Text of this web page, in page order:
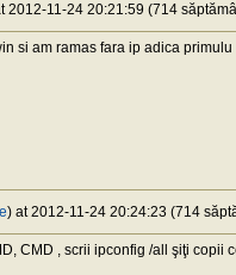
2012-11-24 20:21:59 (714
si am ramas fara ip adica
) at 2012-11-24 20:24:23 (714
CMD , scrii ipconfig /all şiţi copii